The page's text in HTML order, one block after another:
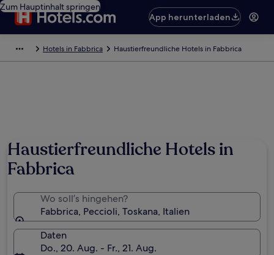
Zum Hauptinhalt springen
App herunterladen
Hotels in Fabbrica Haustierfreundliche Hotels in Fabbrica
Haustierfreundliche Hotels in
Fabbrica
Wo soll’s hingehen?
Fabbrica, Peccioli, Toskana, Italien
Daten
Do., 20. Aug. - Fr., 21. Aug.